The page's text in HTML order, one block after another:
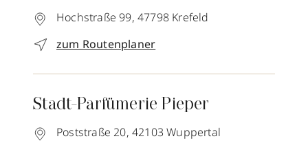
Hochstraße 99, 47798 Krefeld
zum Routenplaner
Stadt-Parfümerie Pieper
Poststraße 20, 42103 Wuppertal